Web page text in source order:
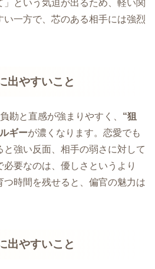
という気迫が出るため、軽い関
一方で、芯のある相手には強烈
出やすいこと
勘と直感が強まりやすく、 “狙
ギーが濃くなります。恋愛でも
強い反面、相手の弱さに対して
要なのは、優しさというより
つ時間を残せると、偏官の魅力は
出やすいこと